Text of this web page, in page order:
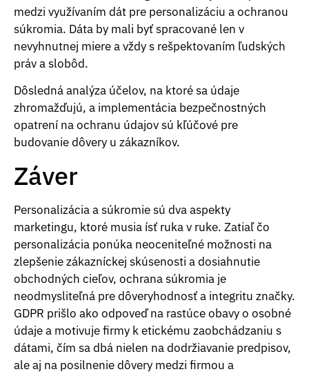
medzi využívaním dát pre personalizáciu a ochranou
súkromia. Dáta by mali byť spracované len v
nevyhnutnej miere a vždy s rešpektovaním ľudských
práv a slobôd.
Dôsledná analýza účelov, na ktoré sa údaje
zhromažďujú, a implementácia bezpečnostných
opatrení na ochranu údajov sú kľúčové pre
budovanie dôvery u zákazníkov.
Záver
Personalizácia a súkromie sú dva aspekty
marketingu, ktoré musia ísť ruka v ruke. Zatiaľ čo
personalizácia ponúka neoceniteľné možnosti na
zlepšenie zákazníckej skúsenosti a dosiahnutie
obchodných cieľov, ochrana súkromia je
neodmysliteľná pre dôveryhodnosť a integritu značky.
GDPR prišlo ako odpoveď na rastúce obavy o osobné
údaje a motivuje firmy k etickému zaobchádzaniu s
dátami, čím sa dbá nielen na dodržiavanie predpisov,
ale aj na posilnenie dôvery medzi firmou a